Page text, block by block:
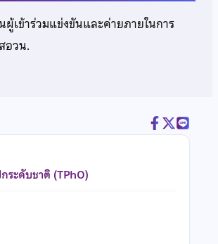
เข้าร่วมแข่งขันและค่ายภายในการ
อวน.
ระดับชาติ (TPhO)